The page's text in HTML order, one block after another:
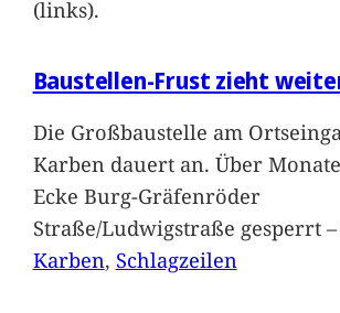
(links).
Baustellen-Frust zieht
Die Großbaustelle am
Karben dauert an. Über
Ecke Burg-Gräfenröder
Straße/Ludwigstraße gesperrt
Karben, Schlagzeilen